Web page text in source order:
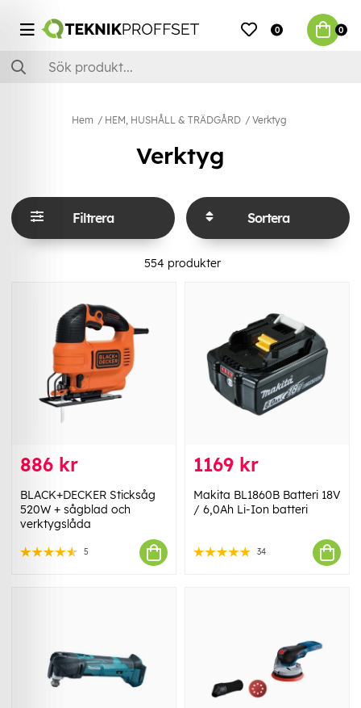
0 0
Hem HEM, HUSHÅLL & TRÄDGÅRD Verktyg
Verktyg
Filtrera Sortera
554 produkter
886 kr
BLACK+DECKER Sticksåg
520W + sågblad och
verktygslåda
5
1169 kr
Makita BL1860B Batteri 18V
/ 6,0Ah Li-Ion batteri
34